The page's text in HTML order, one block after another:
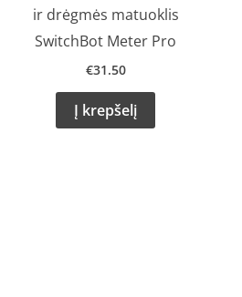
ir drėgmės matuoklis
SwitchBot Meter Pro
€31.50
Į krepšelį